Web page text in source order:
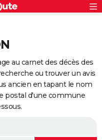
au carnet des décès des
ou trouver un avis
ancien en tapant le nom
postal d'une commune